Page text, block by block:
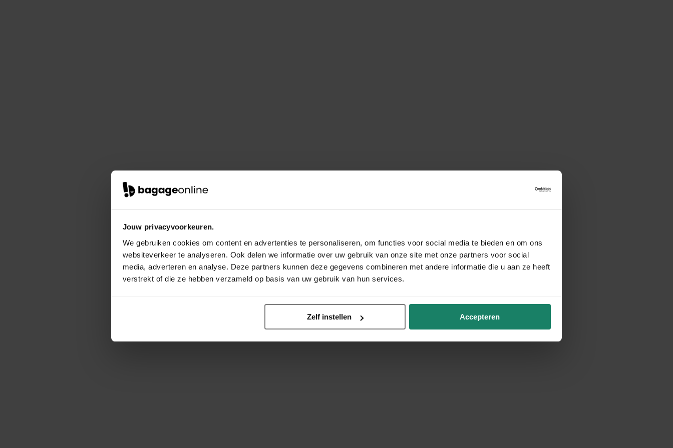
Jouw privacyvoorkeuren.
We gebruiken cookies om content en advertenties te personaliseren, om functies voor social media te bieden en om ons
websiteverkeer te analyseren. Ook delen we informatie over uw gebruik van onze site met onze partners voor social
media, adverteren en analyse. Deze partners kunnen deze gegevens combineren met andere informatie die u aan ze heeft
verstrekt of die ze hebben verzameld op basis van uw gebruik van hun services.
Zelf instellen Accepteren